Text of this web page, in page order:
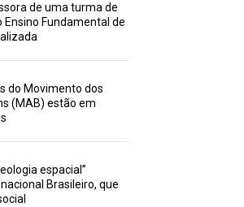
de uma turma de
Ensino Fundamental de
do Movimento dos
(MAB) estão em
espacial”
Brasileiro, que